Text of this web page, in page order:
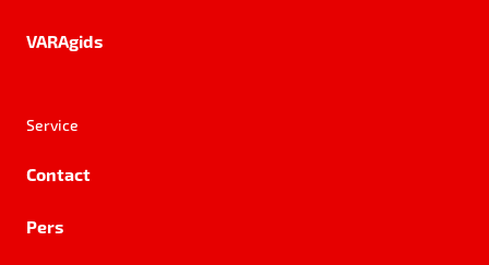
VARAgids
Service
Contact
Pers